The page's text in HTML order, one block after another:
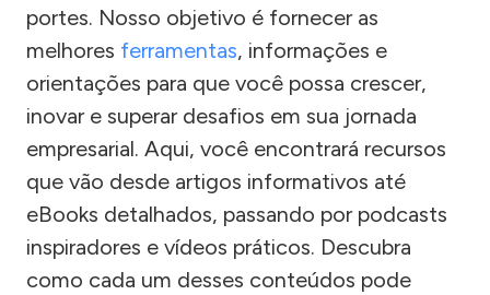
portes. Nosso objetivo é fornecer as
melhores ferramentas, informações e
orientações para que você possa crescer,
inovar e superar desafios em sua jornada
empresarial. Aqui, você encontrará recursos
que vão desde artigos informativos até
eBooks detalhados, passando por podcasts
inspiradores e vídeos práticos. Descubra
como cada um desses conteúdos pode